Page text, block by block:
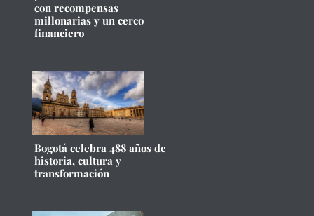
con recompensas
millonarias y un cerco
financiero
Bogotá celebra 488 años de
historia, cultura y
transformación